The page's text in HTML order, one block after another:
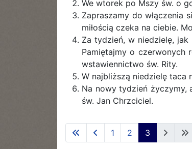
We wtorek po Mszy św. o
Zapraszamy do włączenia
miłością czeka na ciebie.
Za tydzień, w niedzielę,
Pamiętajmy o czerwonych
wstawiennictwo św. Rity.
W najbliższą niedzielę taca
Na nowy tydzień życzymy,
św. Jan Chrzciciel.
1 2 3